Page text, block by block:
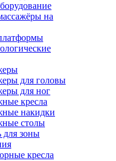
на
для головы
для ног
кресла
накидки
столы
для зоны
кресла